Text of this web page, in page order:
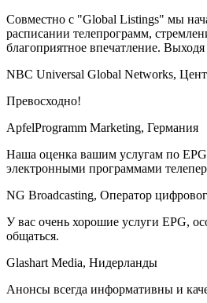
Совместно с "Global Listings" мы
расписании телепрограмм,
благоприятное впечатление.
NBC Universal Global Networks,
Превосходно!
ApfelProgramm Marketing, Германия
Наша оценка вашим услугам по
электронными программами
NG Broadcasting, Оператор
У вас очень хорошие услуги EPG,
общаться.
Glashart Media, Нидерланды
Анонсы всегда информативны и